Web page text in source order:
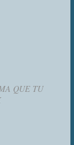
QUE TU